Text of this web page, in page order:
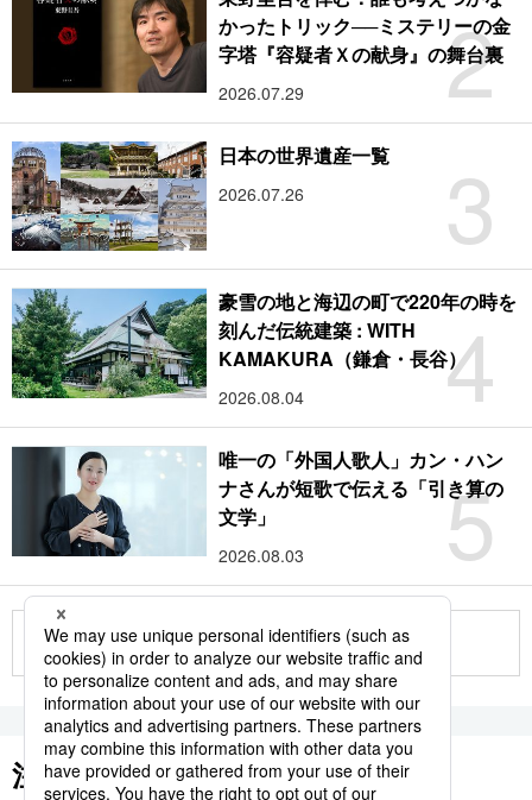
2
かったトリック──ミステリーの金
字塔『容疑者Ｘの献身』の舞台裏
2026.07.29
3
日本の世界遺産一覧
2026.07.26
4
豪雪の地と海辺の町で220年の時を
刻んだ伝統建築 : WITH
KAMAKURA（鎌倉・長谷）
2026.08.04
5
唯一の「外国人歌人」カン・ハン
ナさんが短歌で伝える「引き算の
文学」
2026.08.03
もっと見る
注目のキーワード